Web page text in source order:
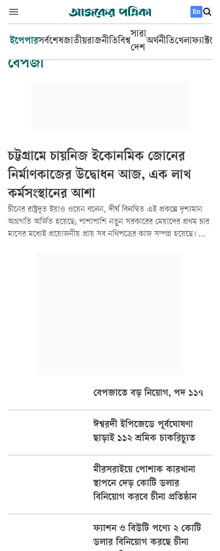
En
ইপেপারসর্বশেষজাতীয়রাজনীতিবিশ্ব
সারা
দেশ
অর্থনীতিখেলা
বেপজা
চট্টগ্রামে চায়নিজ ইকোনমিক জোনের
নির্মাণকাজের উদ্বোধন আজ, এক লাখ
কর্মসংস্থানের আশা
চীনের রাষ্ট্রদূত ইয়াও ওয়েন বলেন, দীর্ঘ বিলম্বিত এই প্রকল্পে দৃশ্যমান
অগ্রগতি অর্জিত হয়েছে; পাশাপাশি নতুন সরকারের মেয়াদের প্রথম চার
মাসের মধ্যেই প্রয়োজনীয় প্রায় সব নথিপত্রের কাজ সম্পন্ন হয়েছে। তিনি
বেপজাতে বড় নিয়োগ, পদ ১১৭
ঈশ্বরদী ইপিজেডে পূর্বঘোষণা
ছাড়াই ১১২ শ্রমিক চাকরিচ্যুত
মীরসরাইয়ে পোশাক কারখানা
স্থাপনে দেড় কোটি ডলার
বিনিয়োগ করবে চীনা প্রতিষ্ঠান
ফ্যাশন ও বিউটি পণ্যে ২ কোটি
ডলার বিনিয়োগ করছে চীনা